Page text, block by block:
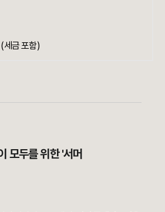
금 포함)
모두를 위한 '서머